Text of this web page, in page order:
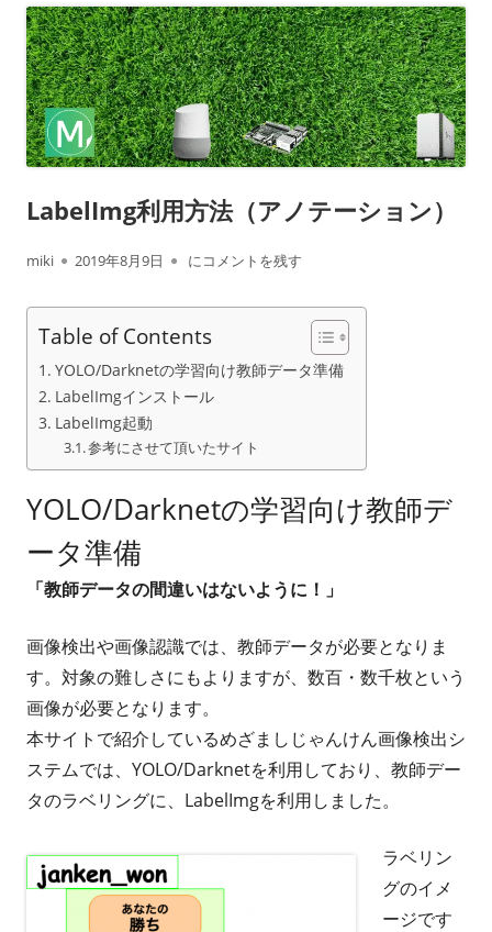
LabelImg利用方法（アノテーション）
作
miki
公
日
2019年8月9日 LabelImg利用方法（アノテーション）
にコメントを残す
Table of Contents
YOLO/Darknetの学習向け教師データ準備
LabelImgインストール
LabelImg起動
参考にさせて頂いたサイト
YOLO/Darknetの学習向け教師デ
ータ準備
「教師データの間違いはないように！」
画像検出や画像認識では、教師データが必要となりま
す。対象の難しさにもよりますが、数百・数千枚という
画像が必要となります。
本サイトで紹介しているめざましじゃんけん画像検出シ
ステムでは、YOLO/Darknetを利用しており、教師デー
タのラベリングに、LabelImgを利用しました。
ラベリン
グのイメ
ージです